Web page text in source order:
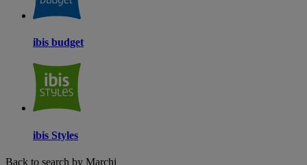
ibis budget
ibis Styles
Back to search by Marchi